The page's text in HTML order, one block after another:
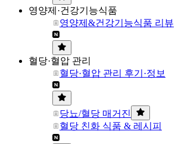
영양제·건강기능식품
영양제&건강기능식품 리뷰
혈당·혈압 관리
혈당·혈압 관리 후기·정보
당뇨/혈당 매거진
혈당 친화 식품 & 레시피